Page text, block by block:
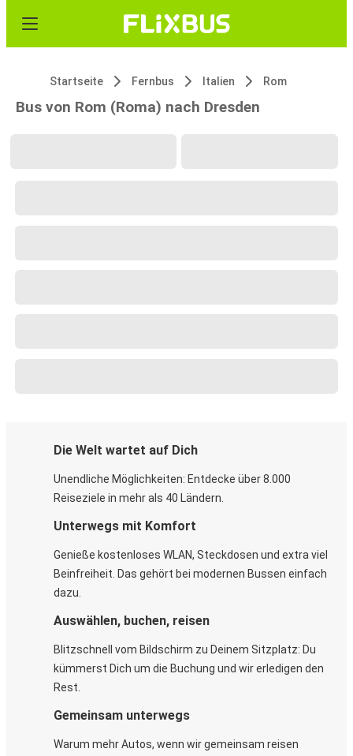
Startseite Fernbus Italien Rom
Bus von Rom (Roma) nach Dresden
Die Welt wartet auf Dich
Unendliche Möglichkeiten: Entdecke über 8.000
Reiseziele in mehr als 40 Ländern.
Unterwegs mit Komfort
Genieße kostenloses WLAN, Steckdosen und extra viel
Beinfreiheit. Das gehört bei modernen Bussen einfach
dazu.
Auswählen, buchen, reisen
Blitzschnell vom Bildschirm zu Deinem Sitzplatz: Du
kümmerst Dich um die Buchung und wir erledigen den
Rest.
Gemeinsam unterwegs
Warum mehr Autos, wenn wir gemeinsam reisen